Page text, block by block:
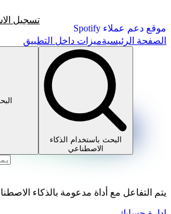
موقع دعم عملاء Spotify
تسجيل
الصفحة الرئيسيةميزات داخل التطبيق
البحث باستخدام الذكاء
الاصطناعي
يتم التفاعل مع أداة مدعومة بالذكاء